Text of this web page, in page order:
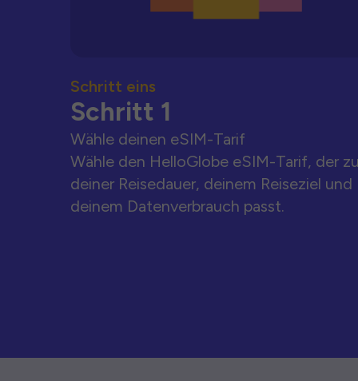
Schritt eins
Schritt 1
Wähle deinen eSIM-Tarif
Wähle den HelloGlobe eSIM-Tarif, der
deiner Reisedauer, deinem Reiseziel und
deinem Datenverbrauch passt.